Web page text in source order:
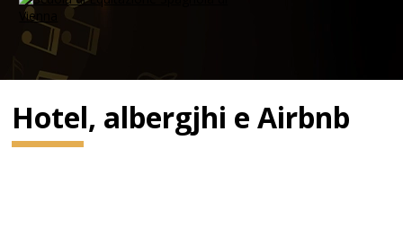
Hotel, albergjhi e Airbnb